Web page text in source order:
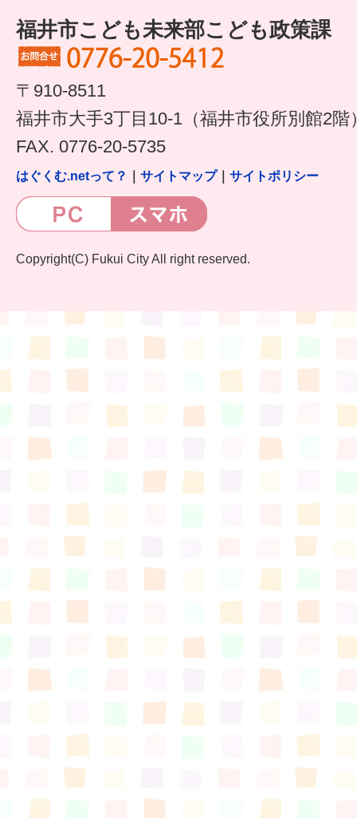
福井市こども未来部こども政策課
〒910-8511
福井市大手3丁目10-1（福井市役所別館2階
FAX. 0776-20-5735
はぐくむ.netって？ サイトマップ｜ サイトポリシー
Copyright(C) Fukui City All right reserved.